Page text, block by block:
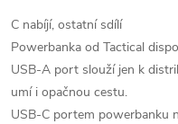
C nabíjí, ostatní sdílí
Powerbanka od Tactical
USB-A port slouží jen k
umí i opačnou cestu.
USB-C portem powerbanku